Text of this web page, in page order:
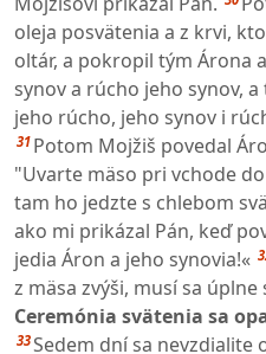
oleja posvätenia a z krvi,
oltár, a pokropil tým Árona
synov a rúcho jeho synov,
jeho rúcho, jeho synov i
31 Potom Mojžiš povedal
"Uvarte mäso pri vchode
tam ho jedzte s chlebom
ako mi prikázal Pán, keď
jedia Áron a jeho synovia!«
z mäsa zvýši, musí sa úplne
Ceremónia svätenia sa
33Sedem dní sa nevzdialite